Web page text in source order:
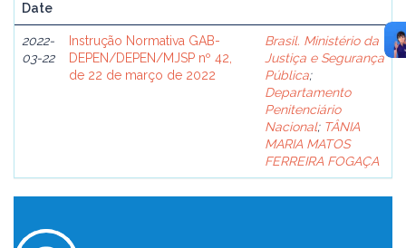
Date
2022-
03-22
Instrução Normativa GAB-
DEPEN/DEPEN/MJSP nº 42,
de 22 de março de 2022
Brasil. Ministério da
Justiça e Segurança
Pública;
Departamento
Penitenciário
Nacional; TÂNIA
MARIA MATOS
FERREIRA FOGAÇA